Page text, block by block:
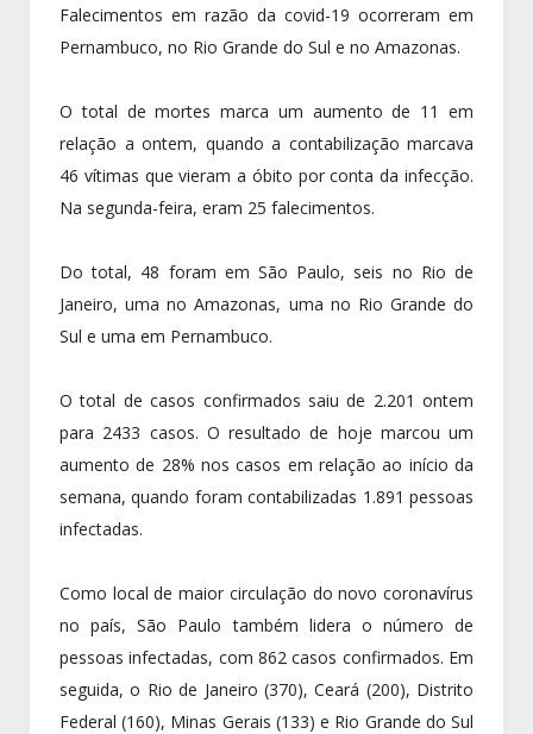
Falecimentos em razão da covid-19 ocorreram em
Pernambuco, no Rio Grande do Sul e no Amazonas.
O total de mortes marca um aumento de 11 em
relação a ontem, quando a contabilização marcava
46 vítimas que vieram a óbito por conta da infecção.
Na segunda-feira, eram 25 falecimentos.
Do total, 48 foram em São Paulo, seis no Rio de
Janeiro, uma no Amazonas, uma no Rio Grande do
Sul e uma em Pernambuco.
O total de casos confirmados saiu de 2.201 ontem
para 2433 casos. O resultado de hoje marcou um
aumento de 28% nos casos em relação ao início da
semana, quando foram contabilizadas 1.891 pessoas
infectadas.
Como local de maior circulação do novo coronavírus
no país, São Paulo também lidera o número de
pessoas infectadas, com 862 casos confirmados. Em
seguida, o Rio de Janeiro (370), Ceará (200), Distrito
Federal (160), Minas Gerais (133) e Rio Grande do Sul